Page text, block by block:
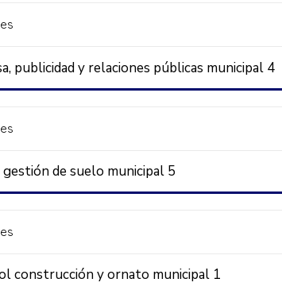
publicidad y relaciones públicas municipal 4
gestión de suelo municipal 5
construcción y ornato municipal 1